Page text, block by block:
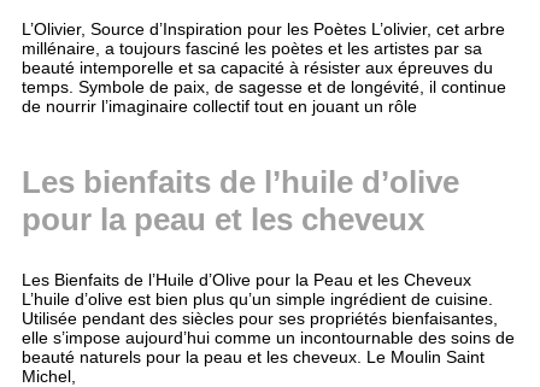
L’Olivier, Source d’Inspiration pour les Poètes L’olivier, cet arbre
millénaire, a toujours fasciné les poètes et les artistes par sa
beauté intemporelle et sa capacité à résister aux épreuves du
temps. Symbole de paix, de sagesse et de longévité, il continue
de nourrir l’imaginaire collectif tout en jouant un rôle
Les bienfaits de l’huile d’olive
pour la peau et les cheveux
Les Bienfaits de l’Huile d’Olive pour la Peau et les Cheveux
L’huile d’olive est bien plus qu’un simple ingrédient de cuisine.
Utilisée pendant des siècles pour ses propriétés bienfaisantes,
elle s’impose aujourd’hui comme un incontournable des soins de
beauté naturels pour la peau et les cheveux. Le Moulin Saint
Michel,